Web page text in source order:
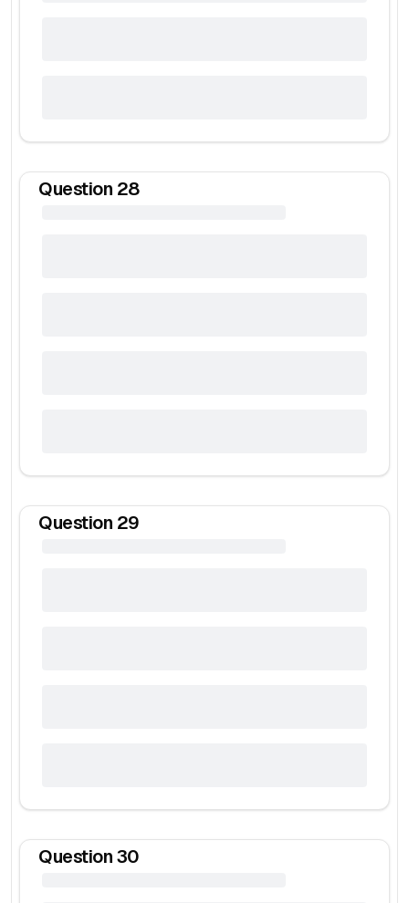
Question 28
Question 29
Question 30